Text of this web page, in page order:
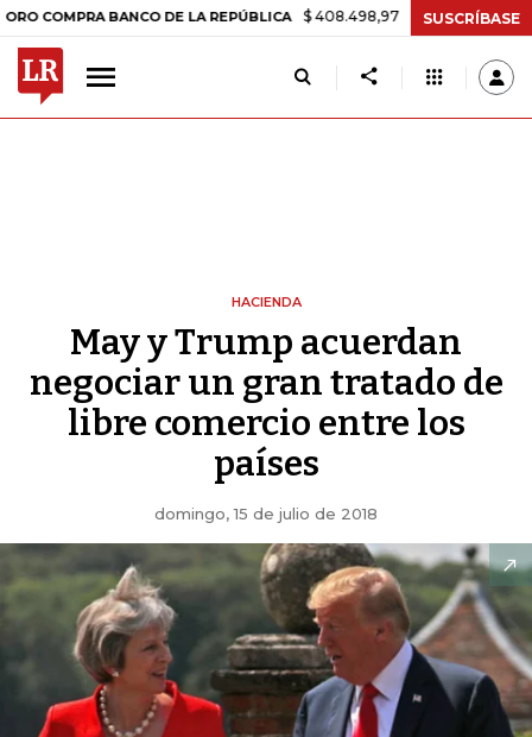
BANCO DE LA REPÚBLICA $ 408.498,97 +$ 8.753,81 +2,19%
SUSCRÍBASE
HACIENDA
May y Trump acuerdan
negociar un gran tratado de
libre comercio entre los
países
domingo, 15 de julio de 2018